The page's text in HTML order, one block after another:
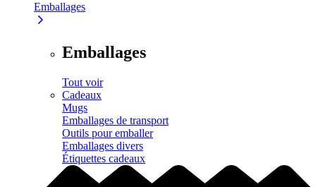
Emballages
Emballages
Tout voir
Cadeaux
Mugs
Emballages de transport
Outils pour emballer
Emballages divers
Étiquettes cadeaux